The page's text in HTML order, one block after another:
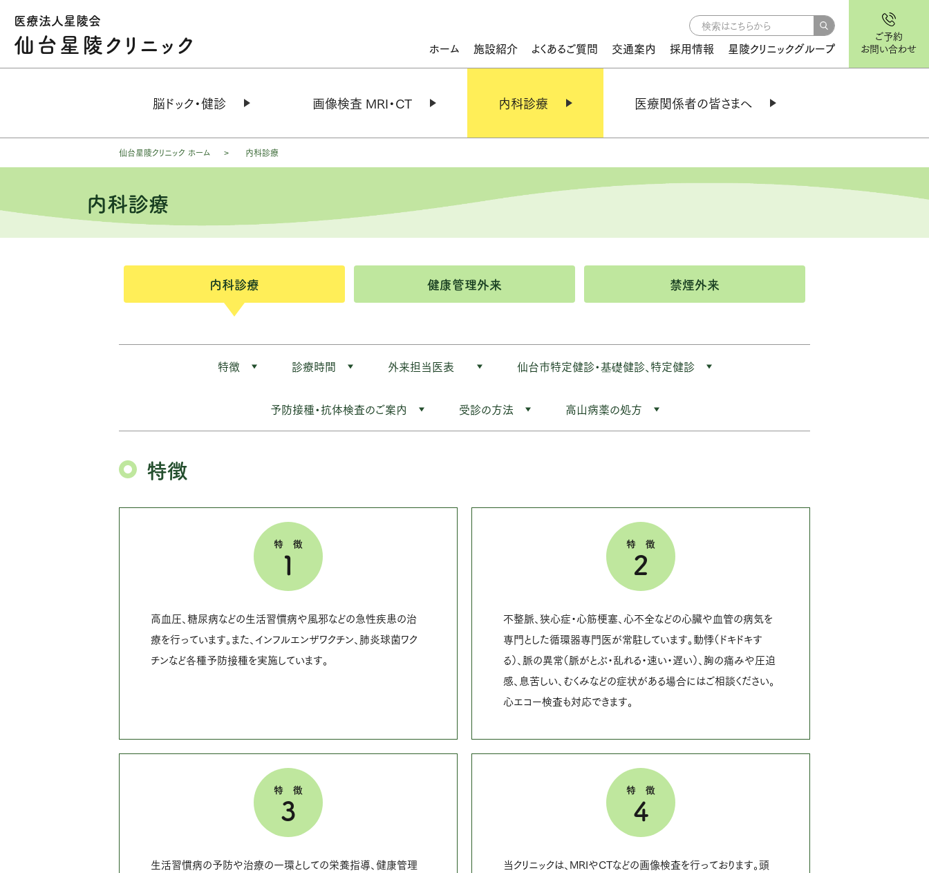
医療法人星陵会
仙台星陵クリニック ホーム 施設紹介 よくあるご質問 交通案内 採用情報 星陵クリニックグループ
ご予約
お問い合わせ
脳ドック・健診 画像検査 MRI・CT
MRI検査
紹介状をお持ちの方へ
内科診療
内科診療
健康管理外来
禁煙外来
医療関係者の皆さまへ
各種検査のご依頼
ご予約から結果お渡しまでの流れ
遠隔画像診断サービスのご案内
仙台星陵クリニック ホーム 内科診療
内科診療
内科診療 健康管理外来 禁煙外来
特徴 診療時間 外来担当医表 仙台市特定健診・基礎健診、特定健診
予防接種・抗体検査のご案内 受診の方法 高山病薬の処方
特徴
特徴
1
高血圧、糖尿病などの生活習慣病や風邪などの急性疾患の治
療を行っています。また、インフルエンザワクチン、肺炎球菌ワク
チンなど各種予防接種を実施しています。
特徴
2
不整脈、狭心症・心筋梗塞、心不全などの心臓や血管の病気を
専門とした循環器専門医が常駐しています。動悸（ドキドキす
る）、脈の異常（脈がとぶ・乱れる・速い・遅い）、胸の痛みや圧迫
感、息苦しい、むくみなどの症状がある場合にはご相談ください。
心エコー検査も対応できます。
特徴
3
生活習慣病の予防や治療の一環としての栄養指導、健康管理
特徴
4
当クリニックは、MRIやCTなどの画像検査を行っております。頭